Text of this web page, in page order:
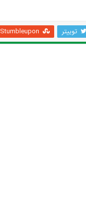
توییتر Stumbleupon